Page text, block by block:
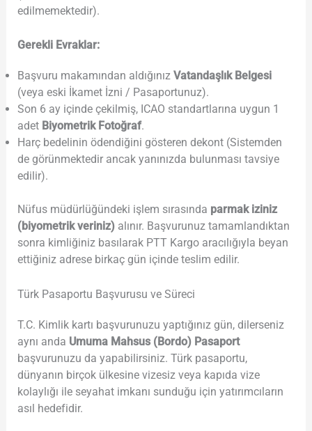
edilmemektedir).
Gerekli Evraklar:
Başvuru makamından aldığınız Vatandaşlık Belgesi
(veya eski İkamet İzni / Pasaportunuz).
Son 6 ay içinde çekilmiş, ICAO standartlarına uygun 1
adet Biyometrik Fotoğraf.
Harç bedelinin ödendiğini gösteren dekont (Sistemden
de görünmektedir ancak yanınızda bulunması tavsiye
edilir).
Nüfus müdürlüğündeki işlem sırasında parmak iziniz
(biyometrik veriniz)alınır. Başvurunuz tamamlandıktan
sonra kimliğiniz basılarak PTT Kargo aracılığıyla beyan
ettiğiniz adrese birkaç gün içinde teslim edilir.
Türk Pasaportu Başvurusu ve Süreci
T.C. Kimlik kartı başvurunuzu yaptığınız gün, dilerseniz
aynı anda Umuma Mahsus (Bordo) Pasaport
başvurunuzu da yapabilirsiniz. Türk pasaportu,
dünyanın birçok ülkesine vizesiz veya kapıda vize
kolaylığı ile seyahat imkanı sunduğu için yatırımcıların
asıl hedefidir.